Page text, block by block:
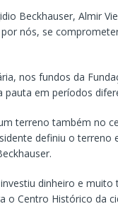
Beckhauser, Almir
nós, se
nos fundos da
pauta em períodos
terreno também no
definiu o terreno
investiu dinheiro e muito
o Centro Histórico da